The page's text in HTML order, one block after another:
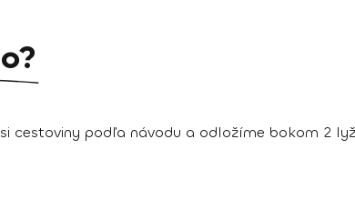
cestoviny podľa návodu a odložíme bokom 2